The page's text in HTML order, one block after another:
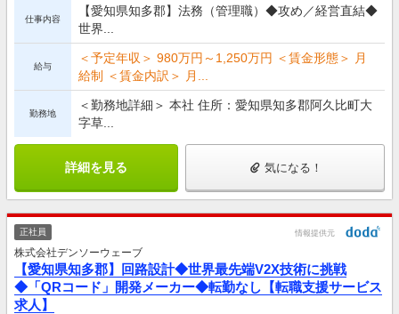
仕事内容
【愛知県知多郡】法務（管理職）◆攻め／経営直結◆
世界...
給与
＜予定年収＞ 980万円～1,250万円 ＜賃金形態＞ 月
給制 ＜賃金内訳＞ 月...
勤務地
＜勤務地詳細＞ 本社 住所：愛知県知多郡阿久比町大
字草...
詳細を見る 気になる！
正社員 情報提供元
株式会社デンソーウェーブ
【愛知県知多郡】回路設計◆世界最先端V2X技術に挑戦
◆「QRコード」開発メーカー◆転勤なし【転職支援サービス
求人】